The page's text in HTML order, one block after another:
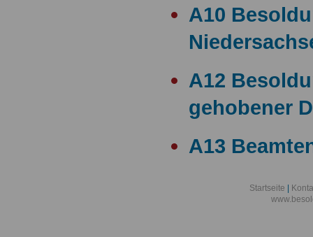
A10
A12
gehobener
A13
A13
Startseite